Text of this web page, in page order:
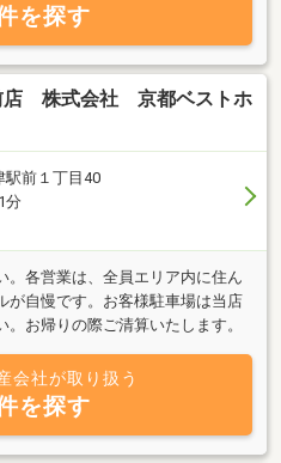
を探す
店 株式会社 京都ベストホ
駅前１丁目40
分
。各営業は、全員エリア内に住ん
が自慢です。お客様駐車場は当店
お帰りの際ご清算いたします。
会社が取り扱う
を探す